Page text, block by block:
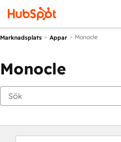
Marknadsplats Appar Monocle
Monocle